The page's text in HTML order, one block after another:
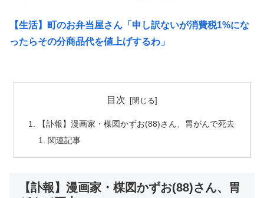
【生活】町のお弁当屋さん「申し訳ないが消費税1%にな
ったらその分商品代を値上げするわ」
目次
【訃報】漫画家・楳図かずお(88)さん、胃がんで死去
関連記事
【訃報】漫画家・楳図かずお(88)さん、胃